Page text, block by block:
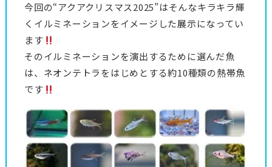
今回の“アクアクリスマス2025”はそんなキラキラ輝
くイルミネーションをイメージした展示になってい
ます
そのイルミネーションを演出するために選んだ魚
は、ネオンテトラをはじめとする約10種類の熱帯魚
です